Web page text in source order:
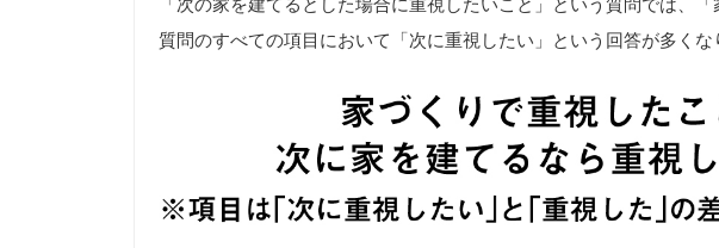
「次の家を建てるとした場合に重視したいこと」という質問では、
質問のすべての項目において「次に重視したい」という回答が多くな